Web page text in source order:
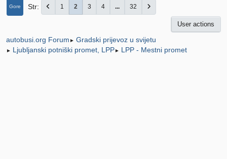
Gore Str 1 2 3 4 ... 32
User actions
autobusi.org Forum ► Gradski prijevoz u svijetu
► Ljubljanski potniški promet, LPP► LPP - Mestni promet